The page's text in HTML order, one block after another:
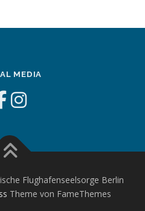
MEDIA
Flughafenseelsorge Berlin
Theme von FameThemes